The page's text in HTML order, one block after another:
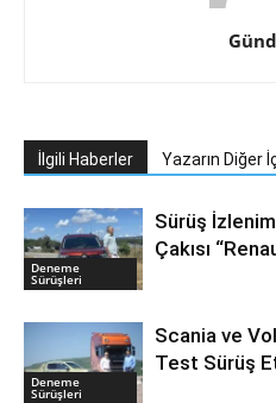
İlgili Haberler Yazarın Diğer
Deneme
Sürüşleri
Sürüş
Çakısı
Deneme
Sürüşleri
Scania ve
Test Sürüş